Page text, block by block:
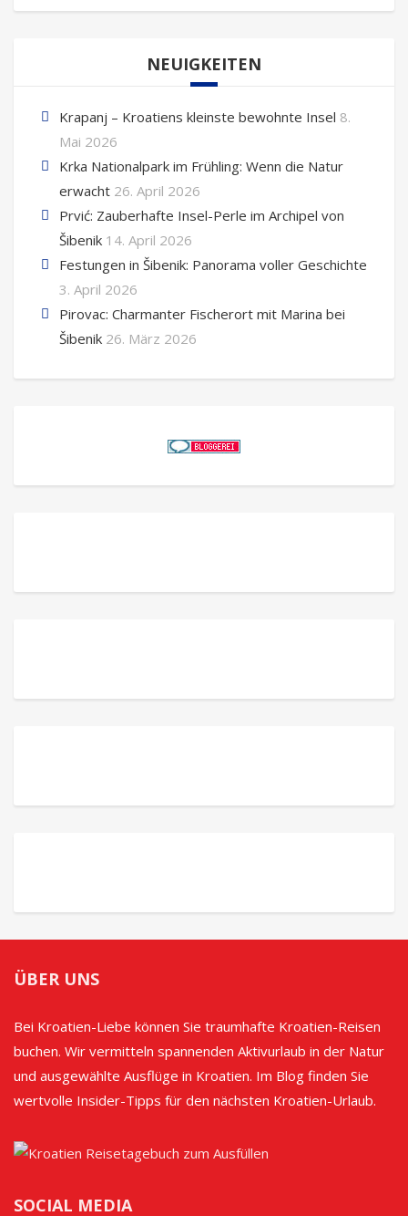
NEUIGKEITEN
Krapanj – Kroatiens kleinste bewohnte Insel 8.
Mai 2026
Krka Nationalpark im Frühling: Wenn die Natur
erwacht 26. April 2026
Prvić: Zauberhafte Insel-Perle im Archipel von
Šibenik 14. April 2026
Festungen in Šibenik: Panorama voller Geschichte
3. April 2026
Pirovac: Charmanter Fischerort mit Marina bei
Šibenik 26. März 2026
ÜBER UNS
Bei Kroatien-Liebe können Sie traumhafte Kroatien-Reisen
buchen. Wir vermitteln spannenden Aktivurlaub in der Natur
und ausgewählte Ausflüge in Kroatien. Im Blog finden Sie
wertvolle Insider-Tipps für den nächsten Kroatien-Urlaub.
SOCIAL MEDIA